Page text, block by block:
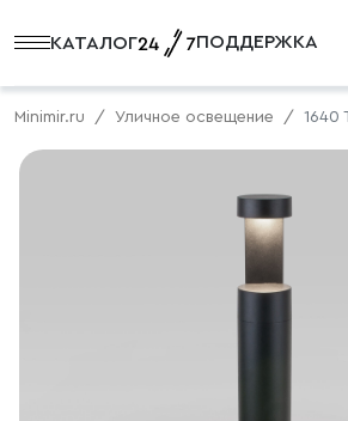
КАТАЛОГ ПОДДЕРЖКА
Minimir.ru Уличное освещение 1640